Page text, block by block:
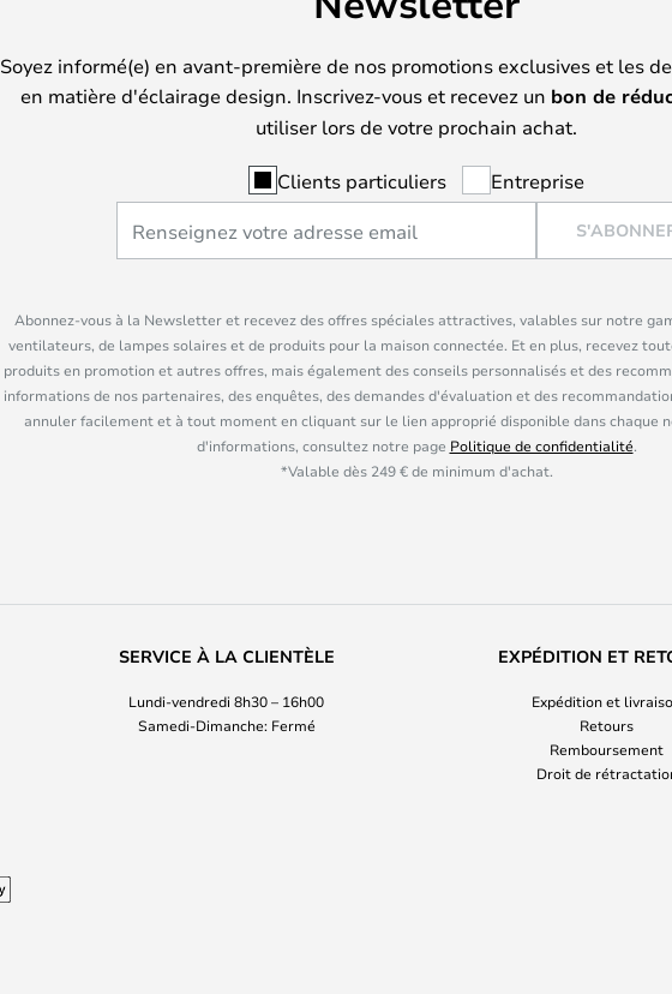
Soyez informé(e) en avant-première de nos promotions exclusives et les
en matière d'éclairage design. Inscrivez-vous et recevez un bon de
utiliser lors de votre prochain achat.
Clients particuliers Entreprise
Abonnez-vous à la Newsletter et recevez des offres spéciales attractives, valables sur notre
ventilateurs, de lampes solaires et de produits pour la maison connectée. Et en plus, recevez
produits en promotion et autres offres, mais également des conseils personnalisés et des
informations de nos partenaires, des enquêtes, des demandes d'évaluation et des
annuler facilement et à tout moment en cliquant sur le lien approprié disponible dans chaque
d'informations, consultez notre page Politique de confidentialité.
*Valable dès 249 € de minimum d'achat.
SERVICE À LA CLIENTÈLE
Lundi-vendredi 8h30 – 16h00
Samedi-Dimanche: Fermé
EXPÉDITION ET
Expédition et
Retours
Remboursement
Droit de